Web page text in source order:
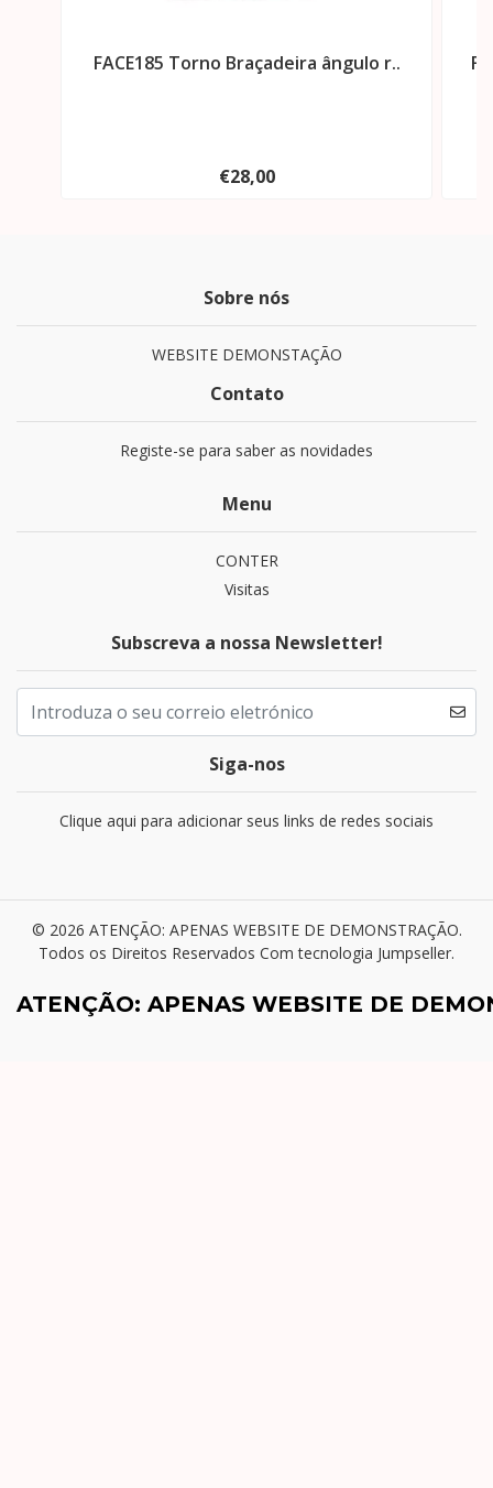
FACE185 Torno Braçadeira ângulo r..
€28,00
Sobre nós
WEBSITE DEMONSTAÇÃO
Contato
Registe-se para saber as novidades
Menu
CONTER
Visitas
Subscreva a nossa Newsletter!
Siga-nos
Clique aqui para adicionar seus links de redes sociais
© 2026 ATENÇÃO: APENAS WEBSITE DE DEMONSTRAÇÃO.
Todos os Direitos Reservados Com tecnologia Jumpseller.
ATENÇÃO: APENAS WEBSITE DE